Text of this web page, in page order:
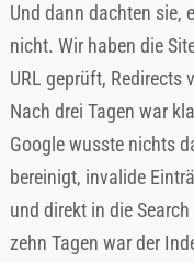
Und dann dachten sie,
nicht. Wir haben die
URL geprüft, Redirects
Nach drei Tagen war
Google wusste nichts
bereinigt, invalide
und direkt in die
zehn Tagen war der